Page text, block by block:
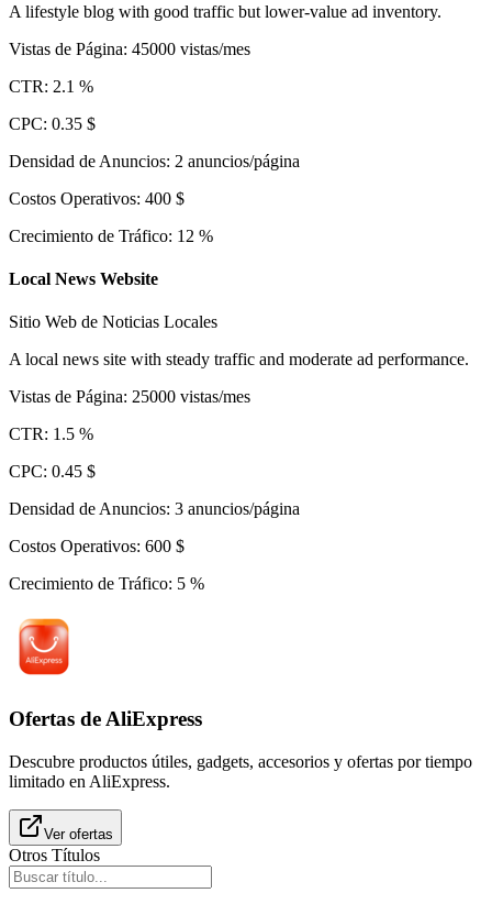
A lifestyle blog with good traffic but lower-value ad inventory.
Vistas de Página: 45000 vistas/mes
CTR: 2.1 %
CPC: 0.35 $
Densidad de Anuncios: 2 anuncios/página
Costos Operativos: 400 $
Crecimiento de Tráfico: 12 %
Local News Website
Sitio Web de Noticias Locales
A local news site with steady traffic and moderate ad performance.
Vistas de Página: 25000 vistas/mes
CTR: 1.5 %
CPC: 0.45 $
Densidad de Anuncios: 3 anuncios/página
Costos Operativos: 600 $
Crecimiento de Tráfico: 5 %
Ofertas de AliExpress
Descubre productos útiles, gadgets, accesorios y ofertas por tiempo
limitado en AliExpress.
Ver ofertas
Otros Títulos